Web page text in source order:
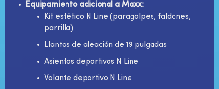
Equipamiento adicional a Maxx:
Kit estético N Line (paragolpes, faldones,
parrilla)
Llantas de aleación de 19 pulgadas
Asientos deportivos N Line
Volante deportivo N Line